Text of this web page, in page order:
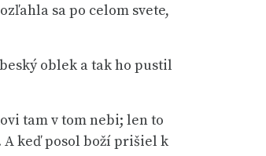
sa po celom svete,
oblek a tak ho pustil
tam v tom nebi; len to
A keď posol boží prišiel k